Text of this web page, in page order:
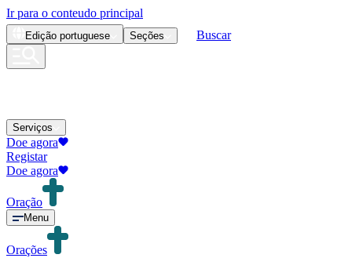
Ir para o conteudo principal
Edição portuguese Seções Buscar
Serviços
Doe agora
Registar
Doe agora
Oração
Menu
Orações